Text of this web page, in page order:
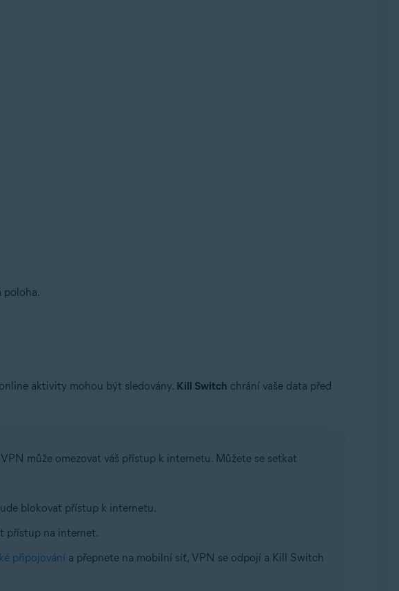
poloha.
aktivity mohou být sledovány. Kill Switch chrání vaše data před
může omezovat váš přístup k internetu. Můžete se setkat
blokovat přístup k internetu.
přístup na internet.
připojovánía přepnete na mobilní síť, VPN se odpojí a Kill Switch